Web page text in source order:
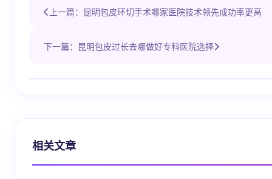
上一篇：昆明包皮环切手术哪家医院技术领先成功率更高
下一篇：昆明包皮过长去哪做好专科医院选择
相关文章